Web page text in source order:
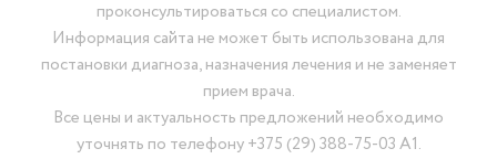
проконсультироваться со специалистом.
Информация сайта не может быть использована для
постановки диагноза, назначения лечения и не заменяет
прием врача.
Все цены и актуальность предложений необходимо
уточнять по телефону+375 (29) 388-75-03 А1.